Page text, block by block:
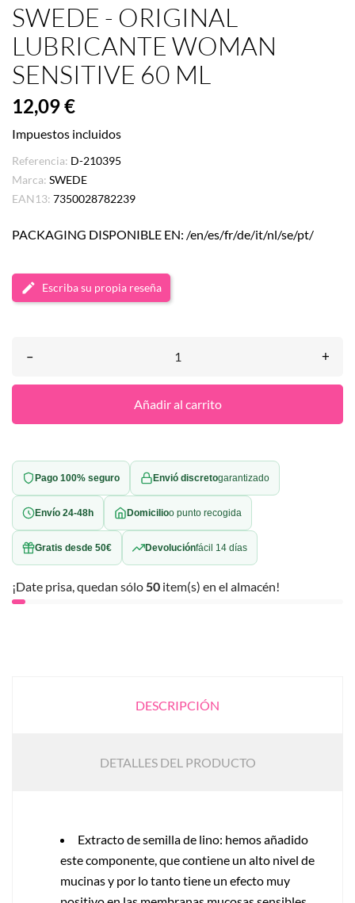
SWEDE - ORIGINAL
LUBRICANTE WOMAN
SENSITIVE 60 ML
12,09 €
Impuestos incluidos
Referencia: D-210395
Marca: SWEDE
EAN13: 7350028782239
PACKAGING DISPONIBLE EN: /en/es/fr/de/it/nl/se/pt/
Escriba su propia reseña
– +
Añadir al carrito
Pago 100% seguro Envió discretogarantizado
Envío 24-48h Domicilioo punto recogida
Gratis desde 50€ Devoluciónfácil 14 días
¡Date prisa, quedan sólo 50 item(s) en el almacén!
DESCRIPCIÓN
DETALLES DEL PRODUCTO
Extracto de semilla de lino: hemos añadido
este componente, que contiene un alto nivel de
mucinas y por lo tanto tiene un efecto muy